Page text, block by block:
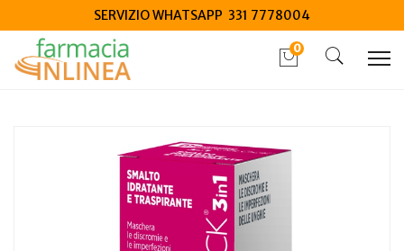
SERVIZIO WHATSAPP 331 7778004
0